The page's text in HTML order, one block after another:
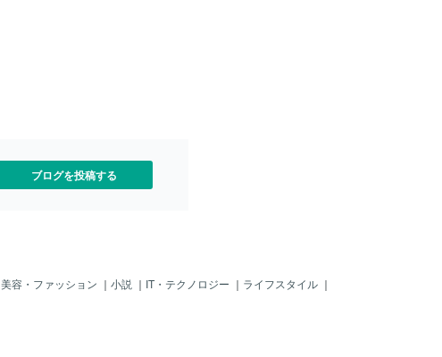
ブログを投稿する
美容・ファッション ｜ 小説 ｜ IT・テクノロジー ｜ ライフスタイル ｜